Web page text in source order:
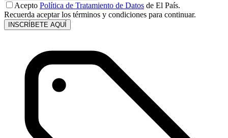
Acepto Política de Tratamiento de Datos de El País.
Recuerda aceptar los términos y condiciones para continuar.
INSCRÍBETE AQUÍ